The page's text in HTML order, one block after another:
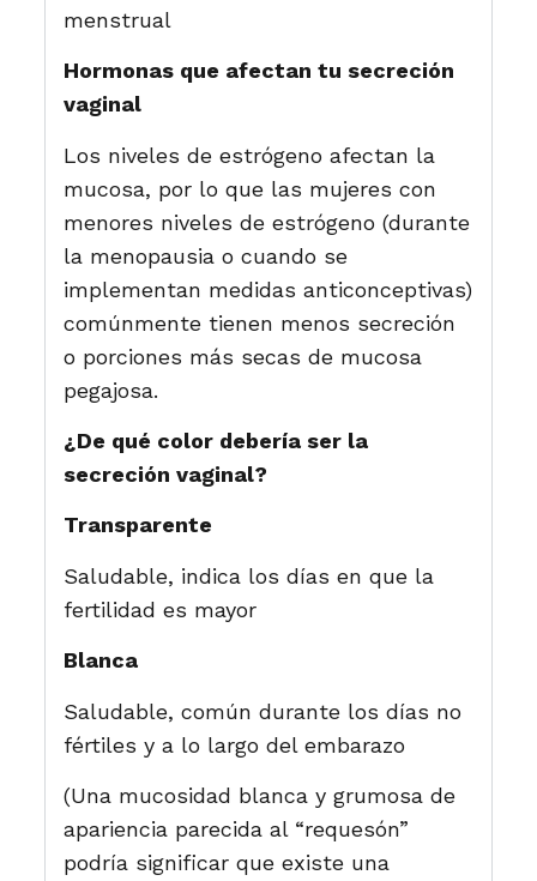
menstrual
Hormonas que afectan tu secreción
vaginal
Los niveles de estrógeno afectan la
mucosa, por lo que las mujeres con
menores niveles de estrógeno (durante
la menopausia o cuando se
implementan medidas anticonceptivas)
comúnmente tienen menos secreción
o porciones más secas de mucosa
pegajosa.
¿De qué color debería ser la
secreción vaginal?
Transparente
Saludable, indica los días en que la
fertilidad es mayor
Blanca
Saludable, común durante los días no
fértiles y a lo largo del embarazo
(Una mucosidad blanca y grumosa de
apariencia parecida al “requesón”
podría significar que existe una